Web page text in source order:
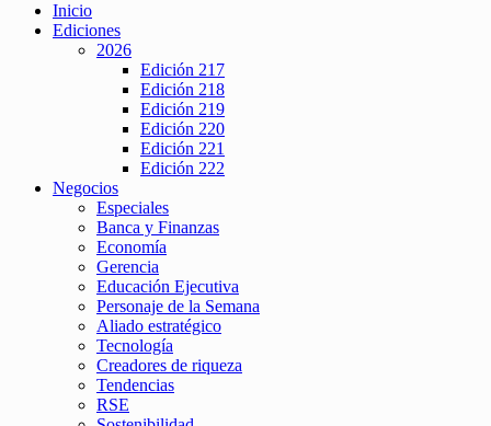
Inicio
Ediciones
2026
Edición 217
Edición 218
Edición 219
Edición 220
Edición 221
Edición 222
Negocios
Especiales
Banca y Finanzas
Economía
Gerencia
Educación Ejecutiva
Personaje de la Semana
Aliado estratégico
Tecnología
Creadores de riqueza
Tendencias
RSE